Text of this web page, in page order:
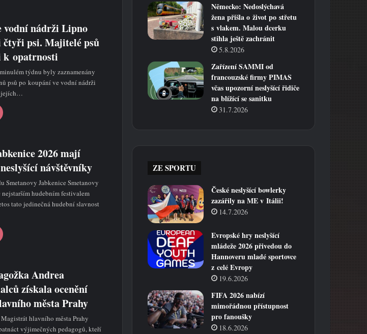
vodní nádrži Lipno
čtyři psi. Majitelé psů
k opatrnosti
týdnu byly zaznamenány
psů po koupání ve vodní nádrži
jejích…
2026 mají
návštěvníky
Smetanovy Jabkenice Smetanovy
hudebním festivalem
tato jedinečná hudební slavnost
Andrea
získala ocenění
města Prahy
hlavního města Prahy
výjimečných pedagogů, kteří
Německo: Nedoslýchavá
žena přišla o život po střetu
s vlakem. Malou dcerku
stihla ještě zachránit
5.8.2026
Zařízení SAMMI od
francouzské firmy PIMAS
včas upozorní neslyšící řidiče
na blížící se sanitku
31.7.2026
ZE SPORTU
České neslyšící bowlerky
zazářily na ME v Itálii!
14.7.2026
Evropské hry neslyšící
mládeže 2026 přivedou do
Hannoveru mladé sportovce
z celé Evropy
19.6.2026
FIFA 2026 nabízí
mimořádnou přístupnost
pro fanoušky
18.6.2026